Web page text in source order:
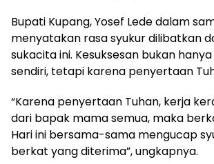
Bupati Kupang, Yosef Lede dalam
menyatakan rasa syukur dilibatkan
sukacita ini. Kesuksesan bukan
sendiri, tetapi karena penyertaan
“Karena penyertaan Tuhan, kerja
dari bapak mama semua, maka
Hari ini bersama-sama mengucap
berkat yang diterima”, ungkapnya.